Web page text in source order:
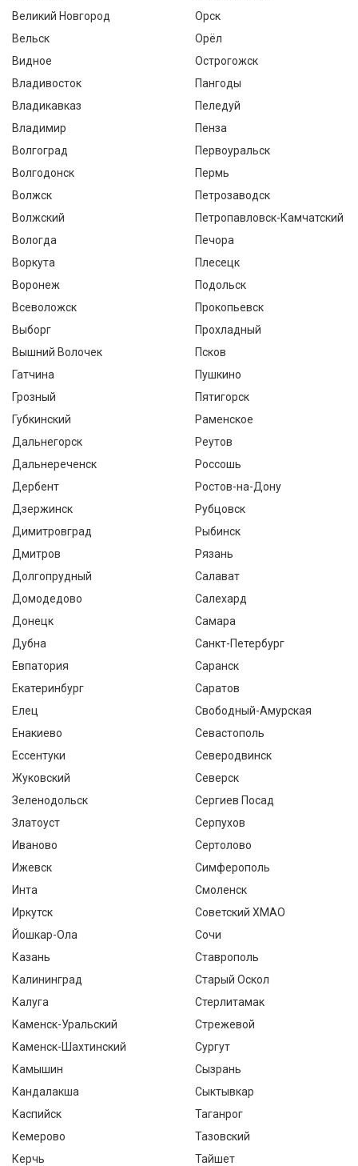
Великий Новгород
Вельск
Видное
Владивосток
Владикавказ
Владимир
Волгоград
Волгодонск
Волжск
Волжский
Вологда
Воркута
Воронеж
Всеволожск
Выборг
Вышний Волочек
Гатчина
Грозный
Губкинский
Дальнегорск
Дальнереченск
Дербент
Дзержинск
Димитровград
Дмитров
Долгопрудный
Домодедово
Донецк
Дубна
Евпатория
Екатеринбург
Елец
Енакиево
Ессентуки
Жуковский
Зеленодольск
Златоуст
Иваново
Ижевск
Инта
Иркутск
Йошкар-Ола
Казань
Калининград
Калуга
Каменск-Уральский
Каменск-Шахтинский
Камышин
Кандалакша
Каспийск
Кемерово
Керчь
Орск
Орёл
Острогожск
Пангоды
Пеледуй
Пенза
Первоуральск
Пермь
Петрозаводск
Петропавловск-Камчатский
Печора
Плесецк
Подольск
Прокопьевск
Прохладный
Псков
Пушкино
Пятигорск
Раменское
Реутов
Россошь
Ростов-на-Дону
Рубцовск
Рыбинск
Рязань
Салават
Салехард
Самара
Санкт-Петербург
Саранск
Саратов
Свободный-Амурская
Севастополь
Северодвинск
Северск
Сергиев Посад
Серпухов
Сертолово
Симферополь
Смоленск
Советский ХМАО
Сочи
Ставрополь
Старый Оскол
Стерлитамак
Стрежевой
Сургут
Сызрань
Сыктывкар
Таганрог
Тазовский
Тайшет